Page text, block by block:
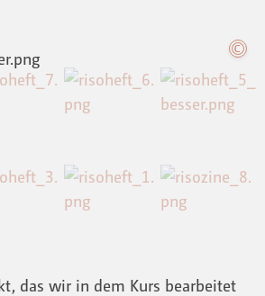
das wir in dem Kurs bearbeitet